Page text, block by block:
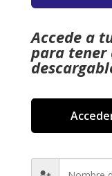
Accede a
para tener